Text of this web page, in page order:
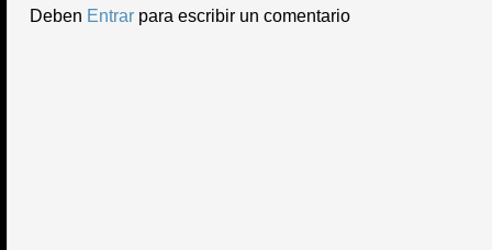
Deben Entrar para escribir un comentario